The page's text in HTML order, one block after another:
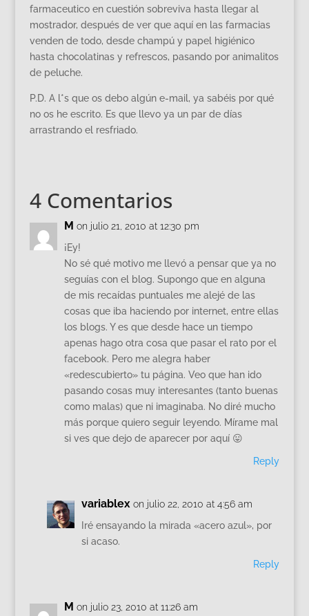
farmaceutico en cuestión sobreviva hasta llegar al
mostrador, después de ver que aquí en las farmacias
venden de todo, desde champú y papel higiénico
hasta chocolatinas y refrescos, pasando por animalitos
de peluche.
P.D. A l*s que os debo algún e-mail, ya sabéis por qué
no os he escrito. Es que llevo ya un par de días
arrastrando el resfriado.
4 Comentarios
M on julio 21, 2010 at 12:30 pm
¡Ey!
No sé qué motivo me llevó a pensar que ya no
seguías con el blog. Supongo que en alguna
de mis recaídas puntuales me alejé de las
cosas que iba haciendo por internet, entre ellas
los blogs. Y es que desde hace un tiempo
apenas hago otra cosa que pasar el rato por el
facebook. Pero me alegra haber
«redescubierto» tu página. Veo que han ido
pasando cosas muy interesantes (tanto buenas
como malas) que ni imaginaba. No diré mucho
más porque quiero seguir leyendo. Mírame mal
si ves que dejo de aparecer por aquí 😛
Reply
variablex on julio 22, 2010 at 4:56 am
Iré ensayando la mirada «acero azul», por
si acaso.
Reply
M on julio 23, 2010 at 11:26 am